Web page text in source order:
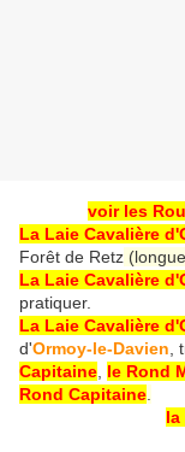
voir les
La Laie Cavalière
Forêt de Retz
La Laie Cavalière
pratiquer.
La Laie Cavalière
d'Ormoy-le-Davien
Capitaine le Rond
Rond Capitaine
la